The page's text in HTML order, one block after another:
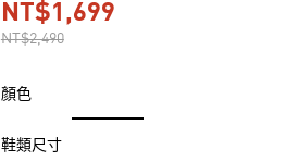
NT$2,490
NT$1,699
顏色
鞋類尺寸